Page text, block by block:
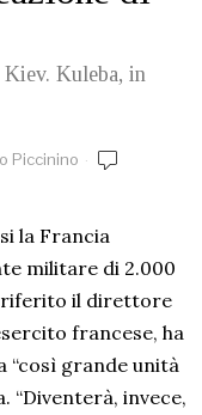
Kuleba, in
Piccinino
la Francia
militare di 2.000
riferito il direttore
francese, ha
“così grande unità
“Diventerà, invece,